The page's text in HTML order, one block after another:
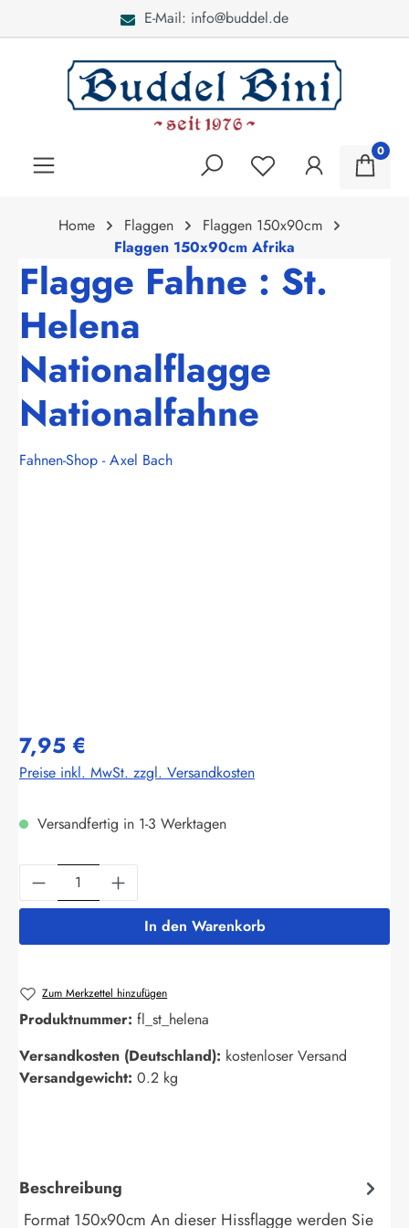
E-Mail: info@buddel.de
0
Home Flaggen
Flaggen 150x90cm
Flaggen 150x90cm Afrika
Flagge Fahne : St.
Helena
Nationalflagge
Nationalfahne
Fahnen-Shop - Axel Bach
7,95 €
Preise inkl. MwSt. zzgl. Versandkosten
Versandfertig in 1-3 Werktagen
Produkt Anzahl: Gib den gewünschten
In den Warenkorb
Zum Merkzettel hinzufügen
Produktnummer: fl_st_helena
Versandkosten (Deutschland): kostenloser Versand
Versandgewicht: 0.2 kg
Beschreibung
Format 150x90cm An dieser Hissflagge werden Sie